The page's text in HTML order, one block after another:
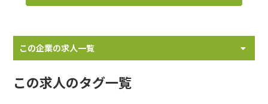
この企業の求人一覧
この求人のタグ一覧